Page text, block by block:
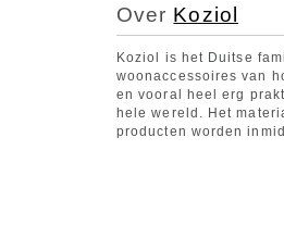
Over Koziol
Koziol is het Duitse
woonaccessoires van
en vooral heel erg
hele wereld. Het
producten worden